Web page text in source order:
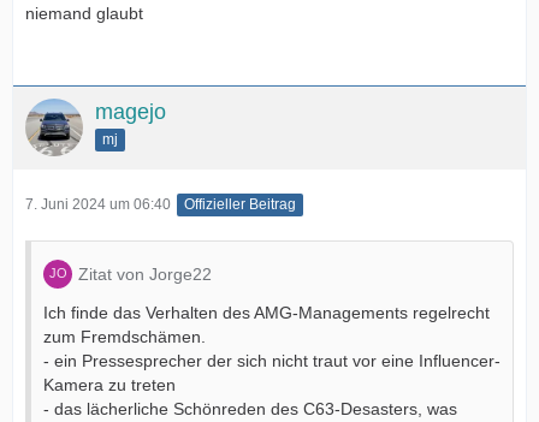
niemand glaubt
magejo
mj
7. Juni 2024 um 06:40 Offizieller Beitrag
Zitat von Jorge22
Ich finde das Verhalten des AMG-Managements regelrecht
zum Fremdschämen.
- ein Pressesprecher der sich nicht traut vor eine Influencer-
Kamera zu treten
- das lächerliche Schönreden des C63-Desasters, was